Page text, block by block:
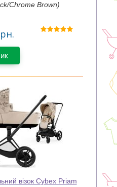
Chrome Brown)
візок Cybex Priam